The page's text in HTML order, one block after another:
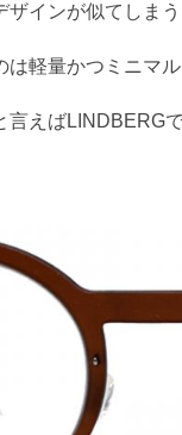
ザインが似てしま
は軽量かつミニマ
言えばLINDBERG